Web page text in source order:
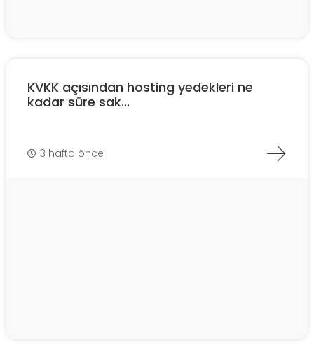
KVKK açısından hosting yedekleri ne
kadar süre sak...
3 hafta önce